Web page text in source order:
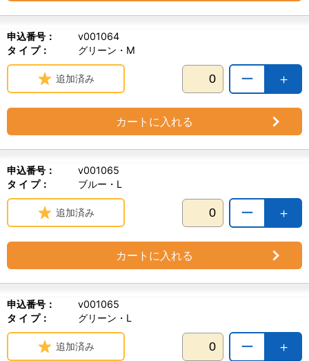
申込番号：
v001064
タ イ プ：
グリーン・M
＋
ー
追加済み
カートに入れる
申込番号：
v001065
タ イ プ：
ブルー・L
＋
ー
追加済み
カートに入れる
申込番号：
v001065
タ イ プ：
グリーン・L
＋
ー
追加済み